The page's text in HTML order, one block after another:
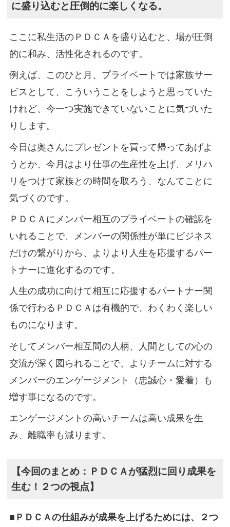
に盛り込むと圧倒的に楽しくなる。
ここに私生活のＰＤＣＡを盛り込むと、場が圧倒
的に和み、活性化されるのです。
例えば、このひと月、プライベートでは家族サー
ビスとして、こういうことをしようと思っていた
けれど、今一つ実施できていないことに気づいた
りします。
今日は奥さんにプレゼントを買って帰ってあげよ
うとか、今月はより仕事の生産性を上げ、メリハ
リをつけて家族との時間を取ろう、なんてことに
気づくのです。
ＰＤＣＡにメンバー相互のプライベートの確認を
いれることで、メンバーの関係性が単にビジネス
だけの繋がりから、よりより人生を応援するパー
トナーに進化するのです。
人生の成功に向けて相互に応援するパートナー関
係で行わるＰＤＣＡは有機的で、わくわく楽しい
ものになります。
そしてメンバー相互間の人柄、人間としての心の
交流が深く図られることで、よりチームに対する
メンバーのエンゲージメント（忠誠心・愛着）も
増す事になるのです。
エンゲージメントの高いチームは高い成果を生
み、離職率も減ります。
【今回のまとめ：ＰＤＣＡが猛烈に回り成果を
生む！２つの視点】
■ＰＤＣＡの仕組みが成果を上げるためには、２つ